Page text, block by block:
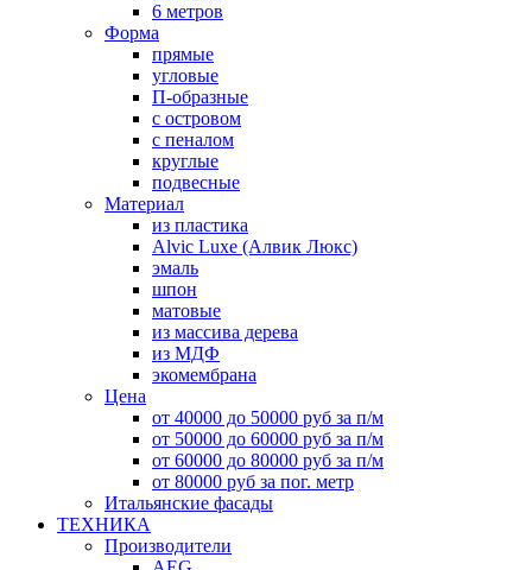
6 метров
Форма
прямые
угловые
П-образные
с островом
с пеналом
круглые
подвесные
Материал
из пластика
Alvic Luxe (Алвик Люкс)
эмаль
шпон
матовые
из массива дерева
из МДФ
экомембрана
Цена
от 40000 до 50000 руб за п/м
от 50000 до 60000 руб за п/м
от 60000 до 80000 руб за п/м
от 80000 руб за пог. метр
Итальянские фасады
ТЕХНИКА
Производители